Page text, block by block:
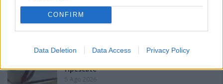
CONFIRM
Data Deletion Data Access Privacy Policy
PIÙ LETTI OGGI
Anche il Fasano out e le ammissioni salgono
ripescate
5 Ago 2026